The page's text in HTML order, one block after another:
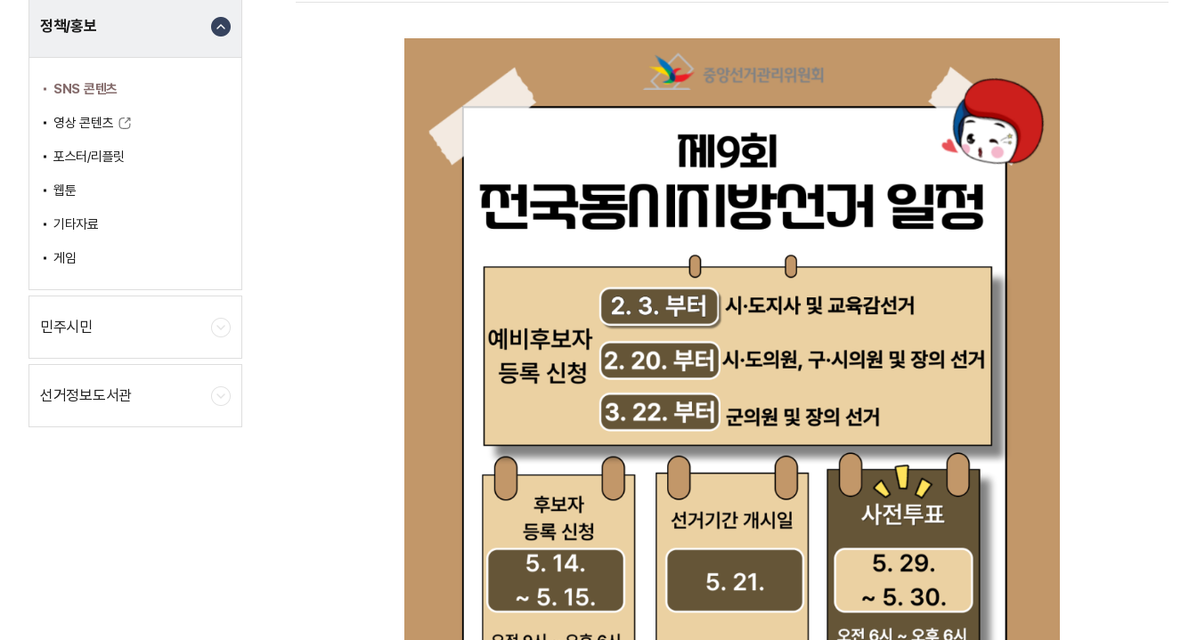
정책/홍보
SNS 콘텐츠
영상 콘텐츠
포스터/리플릿
웹툰
기타자료
게임
민주시민
선거정보도서관